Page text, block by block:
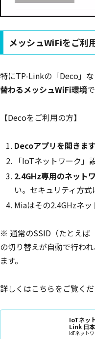
メッシュWiFiをご利
特にTP-Linkの「Deco」な
替わるメッシュWiFi環境
【Decoをご利用の方】
Decoアプリを開きます
「IoTネットワーク」
2.4GHz専用のネット
い。セキュリティ方
Miaはその2.4GHzネ
※ 通常のSSID（たとえば
の切り替えが自動で行わ
ます。
詳しくはこちらをご覧くだ
IoTネッ
Link 日本
IoTネット